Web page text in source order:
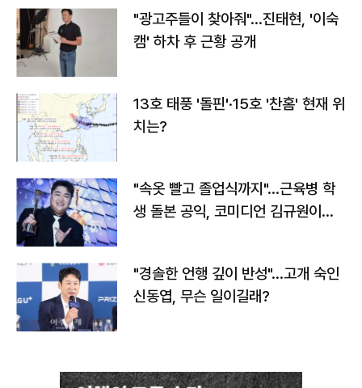
"광고주들이 찾아줘"…진태현, '이숙
캠' 하차 후 근황 공개
13호 태풍 '돌핀'·15호 '찬홈' 현재 위
치는?
"속옷 빨고 졸업식까지"…근육병 학
생 돌본 공익, 코미디언 김규원이었
"경솔한 언행 깊이 반성"…고개 숙인
신동엽, 무슨 일이길래?